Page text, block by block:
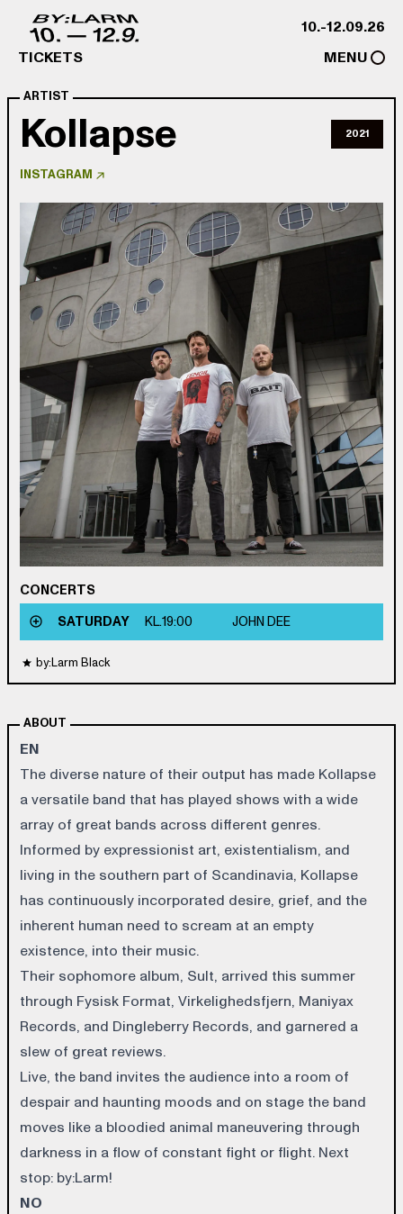
Skip to content
10.-12.09.26
TICKETS
MENU
ARTIST
Kollapse 2021
INSTAGRAM
CONCERTS
SATURDAY
KL.19:00 JOHN DEE
by:Larm Black
ABOUT
EN
The diverse nature of their output has made Kollapse
a versatile band that has played shows with a wide
array of great bands across different genres.
Informed by expressionist art, existentialism, and
living in the southern part of Scandinavia, Kollapse
has continuously incorporated desire, grief, and the
inherent human need to scream at an empty
existence, into their music.
Their sophomore album, Sult, arrived this summer
through Fysisk Format, Virkelighedsfjern, Maniyax
Records, and Dingleberry Records, and garnered a
slew of great reviews.
Live, the band invites the audience into a room of
despair and haunting moods and on stage the band
moves like a bloodied animal maneuvering through
darkness in a flow of constant fight or flight. Next
stop: by:Larm!
NO